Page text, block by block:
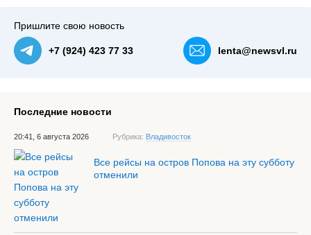
Пришлите свою новость
+7 (924) 423 77 33 lenta@newsvl.ru
Последние новости
20:41, 6 августа 2026 Рубрика: Владивосток
Все рейсы на остров Попова на эту субботу
отменили